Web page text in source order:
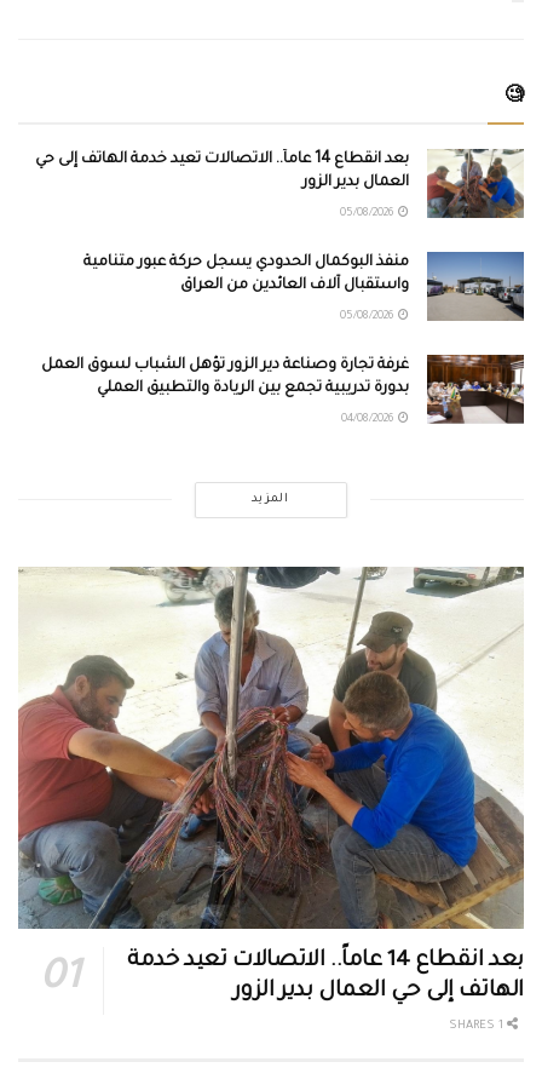
🧐
بعد انقطاع 14 عاماً.. الاتصالات تعيد خدمة الهاتف إلى حي
العمال بدير الزور
منفذ البوكمال الحدودي يسجل حركة عبور متنامية
واستقبال آلاف العائدين من العراق
غرفة تجارة وصناعة دير الزور تؤهل الشباب لسوق العمل
بدورة تدريبية تجمع بين الريادة والتطبيق العملي
المزيد
بعد انقطاع 14 عاماً.. الاتصالات تعيد خدمة
الهاتف إلى حي العمال بدير الزور